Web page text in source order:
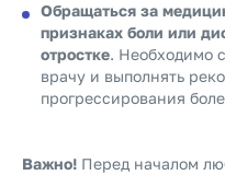
Обращаться за
признаках боли или
отростке. Необходимо
врачу и выполнять
прогрессирования
Важно! Перед началом